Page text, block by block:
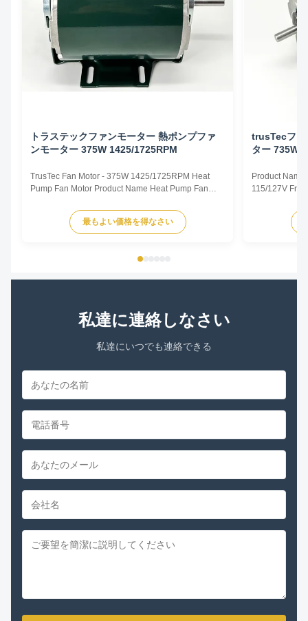
トラステックファンモーター 熱ポンプファ
ンモーター 375W 1425/1725RPM
TrusTec Fan Motor - 375W 1425/1725RPM Heat
Pump Fan Motor Product Name Heat Pump Fan
Power 375W Pole 4P AMPS 8.1/6.5 Speed
1425/1725RPM Insulation Class CL.B Capacitor /
最もよい価格を得なさい
trusTecファ
ター 735W
Product
115/127V
Insulation
Other
私達に連絡しなさい
私達にいつでも連絡できる